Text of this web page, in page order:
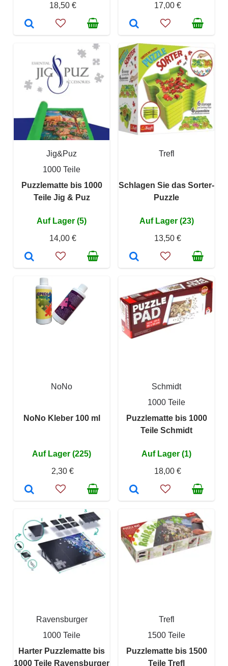
18,50 €
17,00 €
Jig&Puz
1000 Teile
Puzzlematte bis 1000
Teile Jig & Puz
Auf Lager (5)
14,00 €
Trefl
Schlagen Sie das Sorter-
Puzzle
Auf Lager (23)
13,50 €
NoNo
NoNo Kleber 100 ml
Auf Lager (225)
2,30 €
Schmidt
1000 Teile
Puzzlematte bis 1000
Teile Schmidt
Auf Lager (1)
18,00 €
Ravensburger
1000 Teile
Harter Puzzlematte bis
1000 Teile Ravensburger
Trefl
1500 Teile
Puzzlematte bis 1500
Teile Trefl